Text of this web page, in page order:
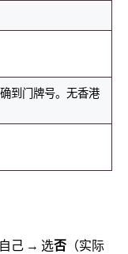
到门牌号。无香港
己 → 选否 （实际